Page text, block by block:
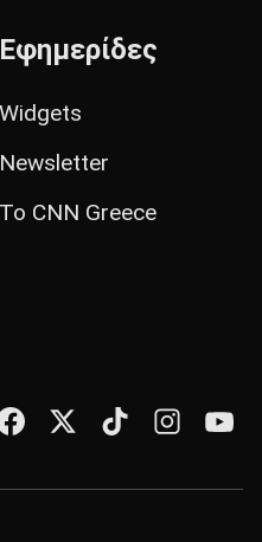
Εφημερίδες
Widgets
Newsletter
Το CNN Greece